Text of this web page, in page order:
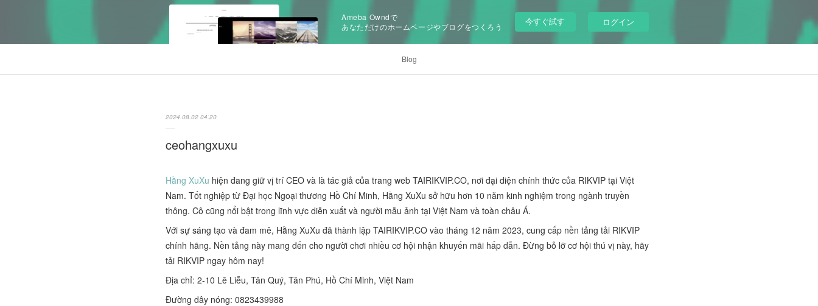
Ameba Owndで
あなただけのホームページやブログをつくろう
今すぐ試す ログイン
Blog
2024.08.02 04:20
ceohangxuxu
Hằng XuXu hiện đang giữ vị trí CEO và là tác giả của trang web TAIRIKVIP.CO, nơi đại diện chính thức của RIKVIP tại Việt
Nam. Tốt nghiệp từ Đại học Ngoại thương Hồ Chí Minh, Hằng XuXu sở hữu hơn 10 năm kinh nghiệm trong ngành truyền
thông. Cô cũng nổi bật trong lĩnh vực diễn xuất và người mẫu ảnh tại Việt Nam và toàn châu Á.
Với sự sáng tạo và đam mê, Hằng XuXu đã thành lập TAIRIKVIP.CO vào tháng 12 năm 2023, cung cấp nền tảng tải RIKVIP
chính hãng. Nền tảng này mang đến cho người chơi nhiều cơ hội nhận khuyến mãi hấp dẫn. Đừng bỏ lỡ cơ hội thú vị này, hãy
tải RIKVIP ngay hôm nay!
Địa chỉ: 2-10 Lê Liễu, Tân Quý, Tân Phú, Hồ Chí Minh, Việt Nam
Đường dây nóng: 0823439988